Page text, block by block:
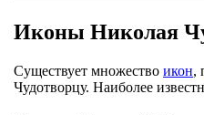
Иконы Николая
Существует множество икон,
Чудотворцу. Наиболее